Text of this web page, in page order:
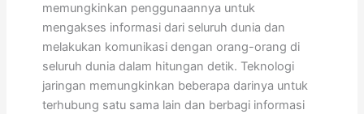
memungkinkan penggunaannya untuk
mengakses informasi dari seluruh dunia dan
melakukan komunikasi dengan orang-orang di
seluruh dunia dalam hitungan detik. Teknologi
jaringan memungkinkan beberapa darinya untuk
terhubung satu sama lain dan berbagi informasi